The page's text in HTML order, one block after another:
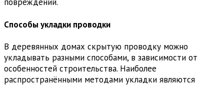
Способы укладки проводки
В деревянных домах скрытую проводку можно
укладывать разными способами, в зависимости от
особенностей строительства. Наиболее
распространёнными методами укладки являются